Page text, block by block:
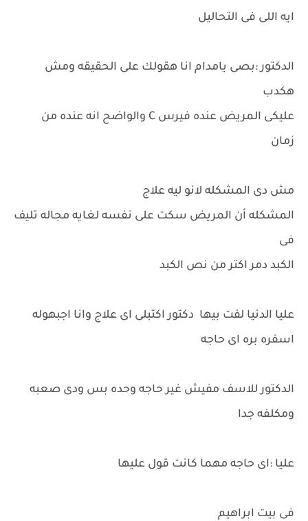
ايه اللى فى التحاليل
الدكتور :بصى يامدام انا هقولك على الحقيقه ومش
هكدب
عليكى المريض عنده فيرس C والواضح انه عنده من
زمان
مش دى المشكله لانو ليه علاج
المشكله أن المريض سكت على نفسه لغايه مجاله تليف
فى
الكبد دمر اكتر من نص الكبد
عليا الدنيا لفت بيها دكتور اكتبلى اى علاج وانا اجبهوله
اسفره بره اى حاجه
الدكتور للاسف مفيش غير حاجه وحده بس ودى صعبه
ومكلفه جدا
عليا :اى حاجه مهما كانت قول عليها
فى بيت ابراهيم